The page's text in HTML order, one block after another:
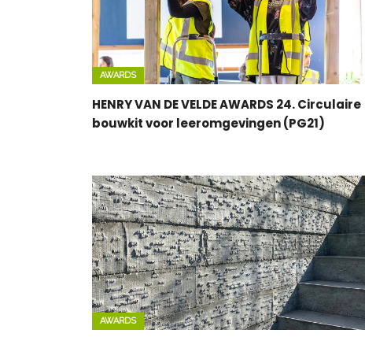
AWARDS
HENRY VAN DE VELDE AWARDS 24. Circulaire
bouwkit voor leeromgevingen (PG21)
AWARDS